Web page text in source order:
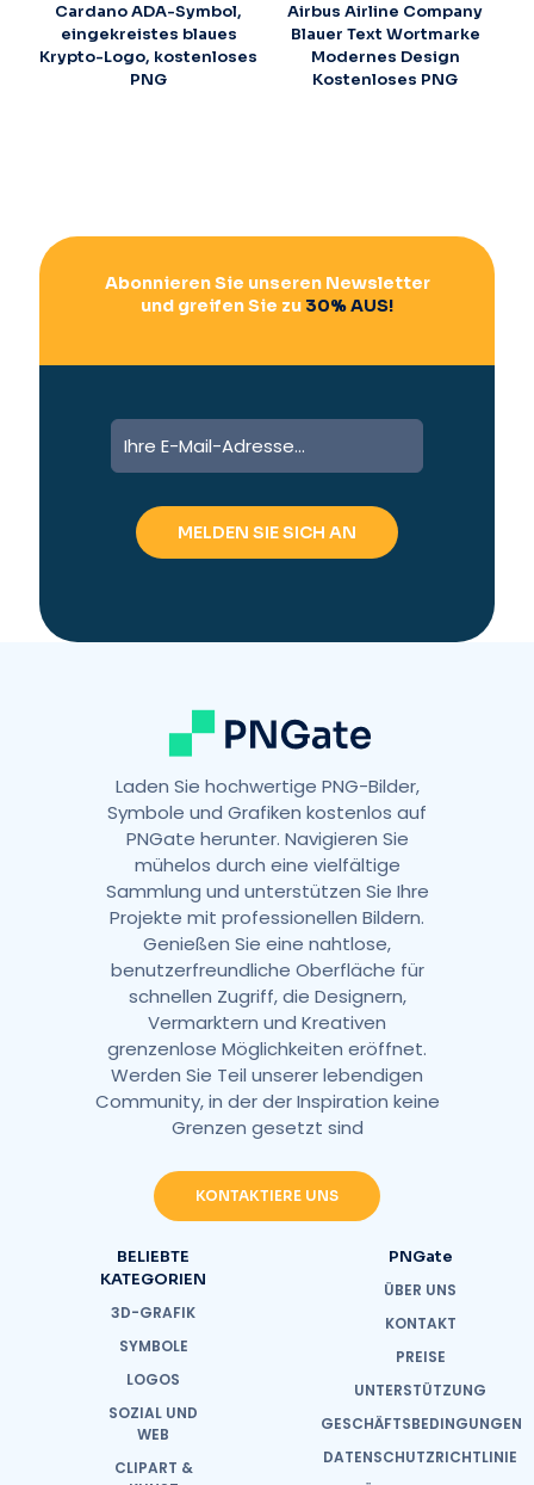
Cardano ADA-Symbol,
eingekreistes blaues
Krypto-Logo, kostenloses
PNG
Airbus Airline Company
Blauer Text Wortmarke
Modernes Design
Kostenloses PNG
Abonnieren Sie unseren Newsletter
und greifen Sie zu 30% AUS!
Laden Sie hochwertige PNG-Bilder,
Symbole und Grafiken kostenlos auf
PNGate herunter. Navigieren Sie
mühelos durch eine vielfältige
Sammlung und unterstützen Sie Ihre
Projekte mit professionellen Bildern.
Genießen Sie eine nahtlose,
benutzerfreundliche Oberfläche für
schnellen Zugriff, die Designern,
Vermarktern und Kreativen
grenzenlose Möglichkeiten eröffnet.
Werden Sie Teil unserer lebendigen
Community, in der der Inspiration keine
Grenzen gesetzt sind
KONTAKTIERE UNS
BELIEBTE
KATEGORIEN
3D-GRAFIK
SYMBOLE
LOGOS
SOZIAL UND
WEB
CLIPART &
PNGate
ÜBER UNS
KONTAKT
PREISE
UNTERSTÜTZUNG
GESCHÄFTSBEDINGUNGEN
DATENSCHUTZRICHTLINIE